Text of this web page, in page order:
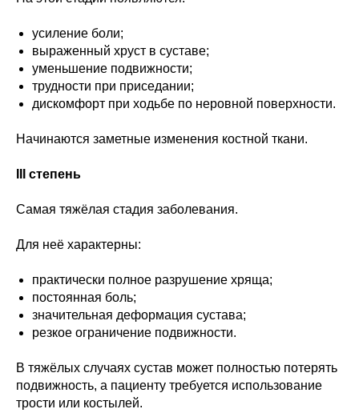
усиление боли;
выраженный хруст в суставе;
уменьшение подвижности;
трудности при приседании;
дискомфорт при ходьбе по неровной поверхности.
Начинаются заметные изменения костной ткани.
III степень
Самая тяжёлая стадия заболевания.
Для неё характерны:
практически полное разрушение хряща;
постоянная боль;
значительная деформация сустава;
резкое ограничение подвижности.
В тяжёлых случаях сустав может полностью потерять
подвижность, а пациенту требуется использование
трости или костылей.